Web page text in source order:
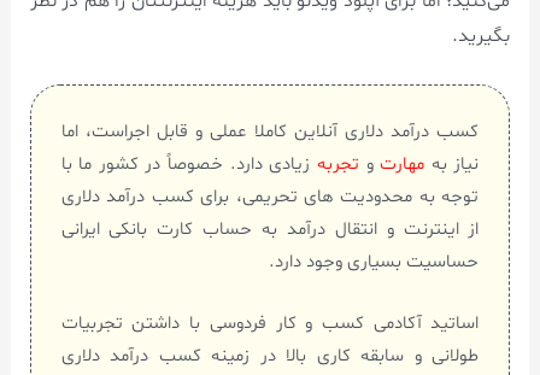
بگیرید.
کسب درآمد دلاری آنلاین کاملا عملی و قابل اجراست، اما
نیاز به مهارتو تجربه زیادی دارد. خصوصاً در کشور ما با
توجه به محدودیت های تحریمی، برای کسب درآمد دلاری
از اینترنت و انتقال درآمد به حساب کارت بانکی ایرانی
حساسیت بسیاری وجود دارد.
اساتید آکادمی کسب و کار فردوسی با داشتن تجربیات
طولانی و سابقه کاری بالا در زمینه کسب درآمد دلاری